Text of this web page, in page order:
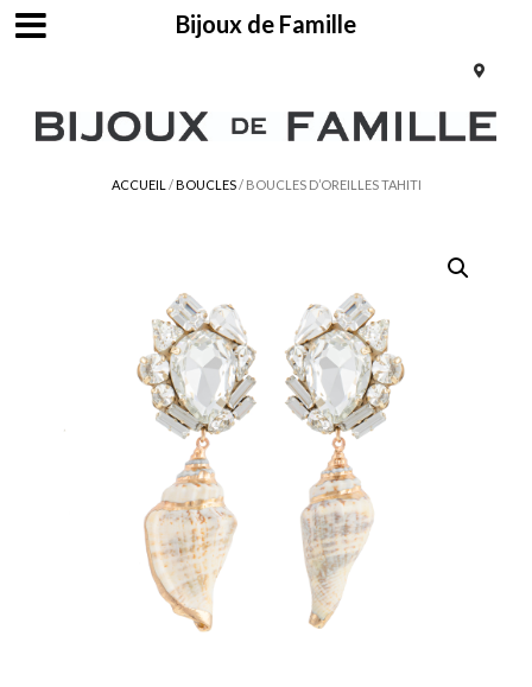
ACCUEIL /BOUCLES/ BOUCLES D’OREILLES TAHITI
Bijoux de Famille